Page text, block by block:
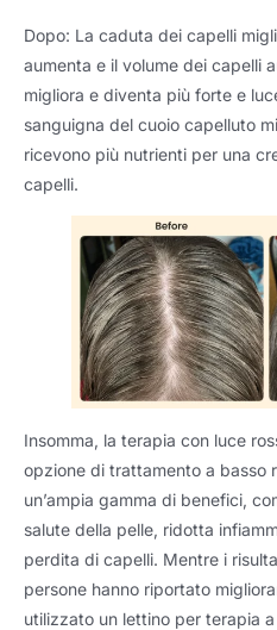
Dopo: La caduta dei capelli
aumenta e il volume dei capelli
migliora e diventa più forte e
sanguigna del cuoio capelluto
ricevono più nutrienti per una
capelli.
Insomma, la terapia con luce
opzione di trattamento a basso
un’ampia gamma di benefici,
salute della pelle, ridotta
perdita di capelli. Mentre i
persone hanno riportato
utilizzato un lettino per terapia